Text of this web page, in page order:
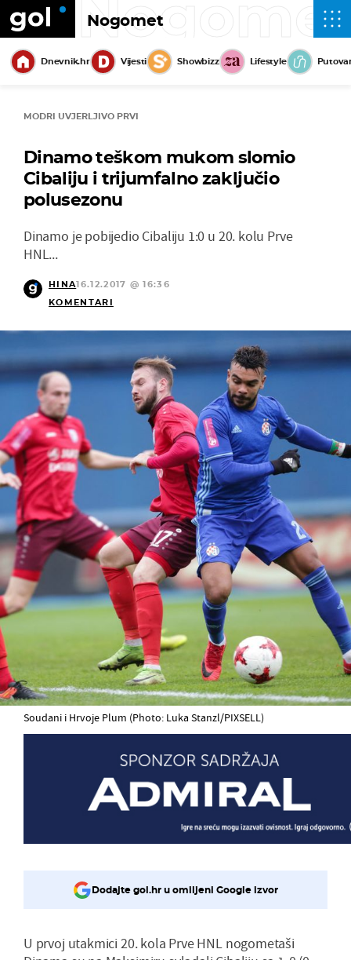
Nogomet
Dnevnik.hr Vijesti Showbizz Lifestyle
MODRI UVJERLJIVO PRVI
Dinamo teškom mukom slomio
Cibaliju i trijumfalno zaključio
polusezonu
Dinamo je pobijedio Cibaliju 1:0 u 20. kolu Prve
HNL...
HINA16.12.2017 @ 16:36
KOMENTARI
Soudani i Hrvoje Plum (Photo: Luka Stanzl/PIXSELL)
Dodajte gol.hr u omiljeni Google izvor
U prvoj utakmici 20. kola Prve HNL nogometaši